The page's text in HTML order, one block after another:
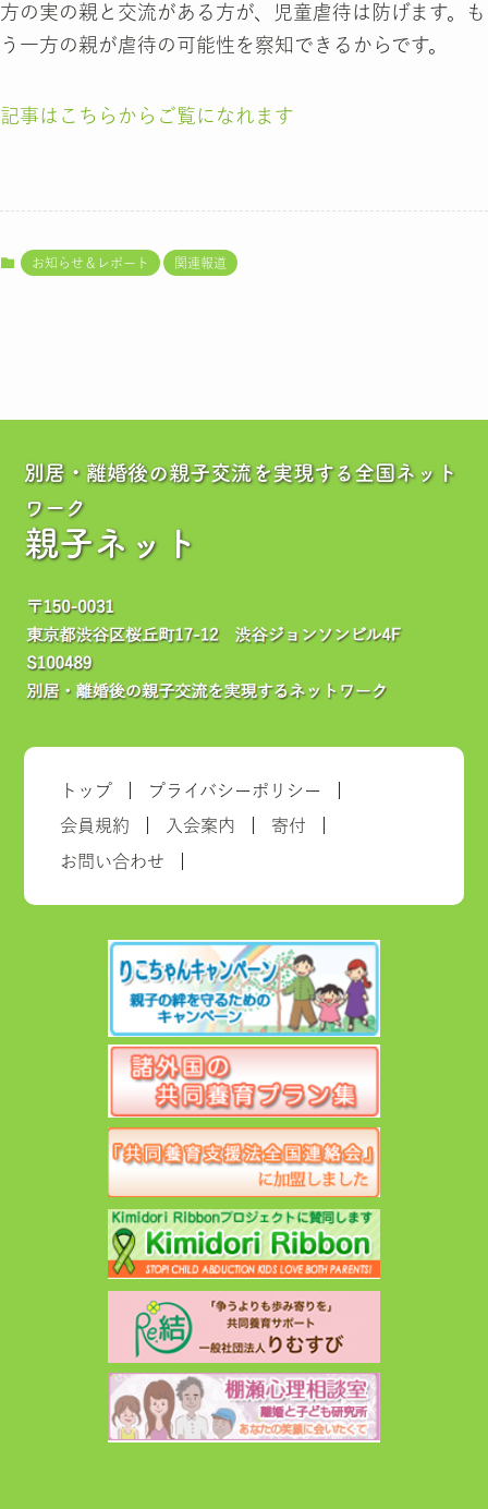
方の実の親と交流がある方が、児童虐待は防げます。も
う一方の親が虐待の可能性を察知できるからです。
記事はこちらからご覧になれます
お知らせ＆レポート 関連報道
別居・離婚後の親子交流を実現する全国ネット
ワーク
親子ネット
トップ プライバシーポリシー
会員規約 入会案内 寄付
お問い合わせ